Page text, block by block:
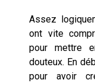
Assez
ont vite
pour mettre
douteux. En
pour avoir